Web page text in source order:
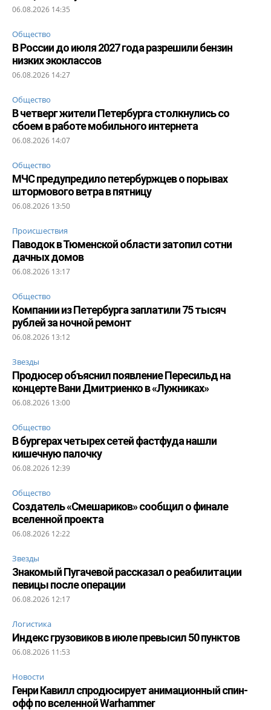
06.08.2026 14:35
Общество
В России до июля 2027 года разрешили бензин
низких экоклассов
06.08.2026 14:27
Общество
В четверг жители Петербурга столкнулись со
сбоем в работе мобильного интернета
06.08.2026 14:07
Общество
МЧС предупредило петербуржцев о порывах
штормового ветра в пятницу
06.08.2026 13:50
Происшествия
Паводок в Тюменской области затопил сотни
дачных домов
06.08.2026 13:17
Общество
Компании из Петербурга заплатили 75 тысяч
рублей за ночной ремонт
06.08.2026 13:12
Звезды
Продюсер объяснил появление Пересильд на
концерте Вани Дмитриенко в «Лужниках»
06.08.2026 13:00
Общество
В бургерах четырех сетей фастфуда нашли
кишечную палочку
06.08.2026 12:39
Общество
Создатель «Смешариков» сообщил о финале
вселенной проекта
06.08.2026 12:22
Звезды
Знакомый Пугачевой рассказал о реабилитации
певицы после операции
06.08.2026 12:17
Логистика
Индекс грузовиков в июле превысил 50 пунктов
06.08.2026 11:53
Новости
Генри Кавилл спродюсирует анимационный спин-
офф по вселенной Warhammer